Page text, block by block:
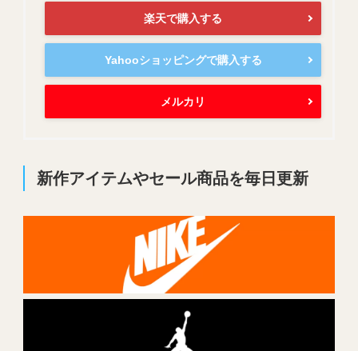
楽天で購入する
Yahooショッピングで購入する
メルカリ
新作アイテムやセール商品を毎日更新